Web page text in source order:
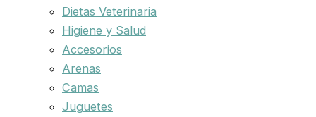
Dietas Veterinaria
Higiene y Salud
Accesorios
Arenas
Camas
Juguetes